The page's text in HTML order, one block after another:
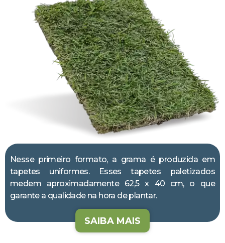
Nesse primeiro formato, a grama é produzida em
tapetes uniformes. Esses tapetes paletizados
medem aproximadamente 62,5 x 40 cm, o que
garante a qualidade na hora de plantar.
SAIBA MAIS